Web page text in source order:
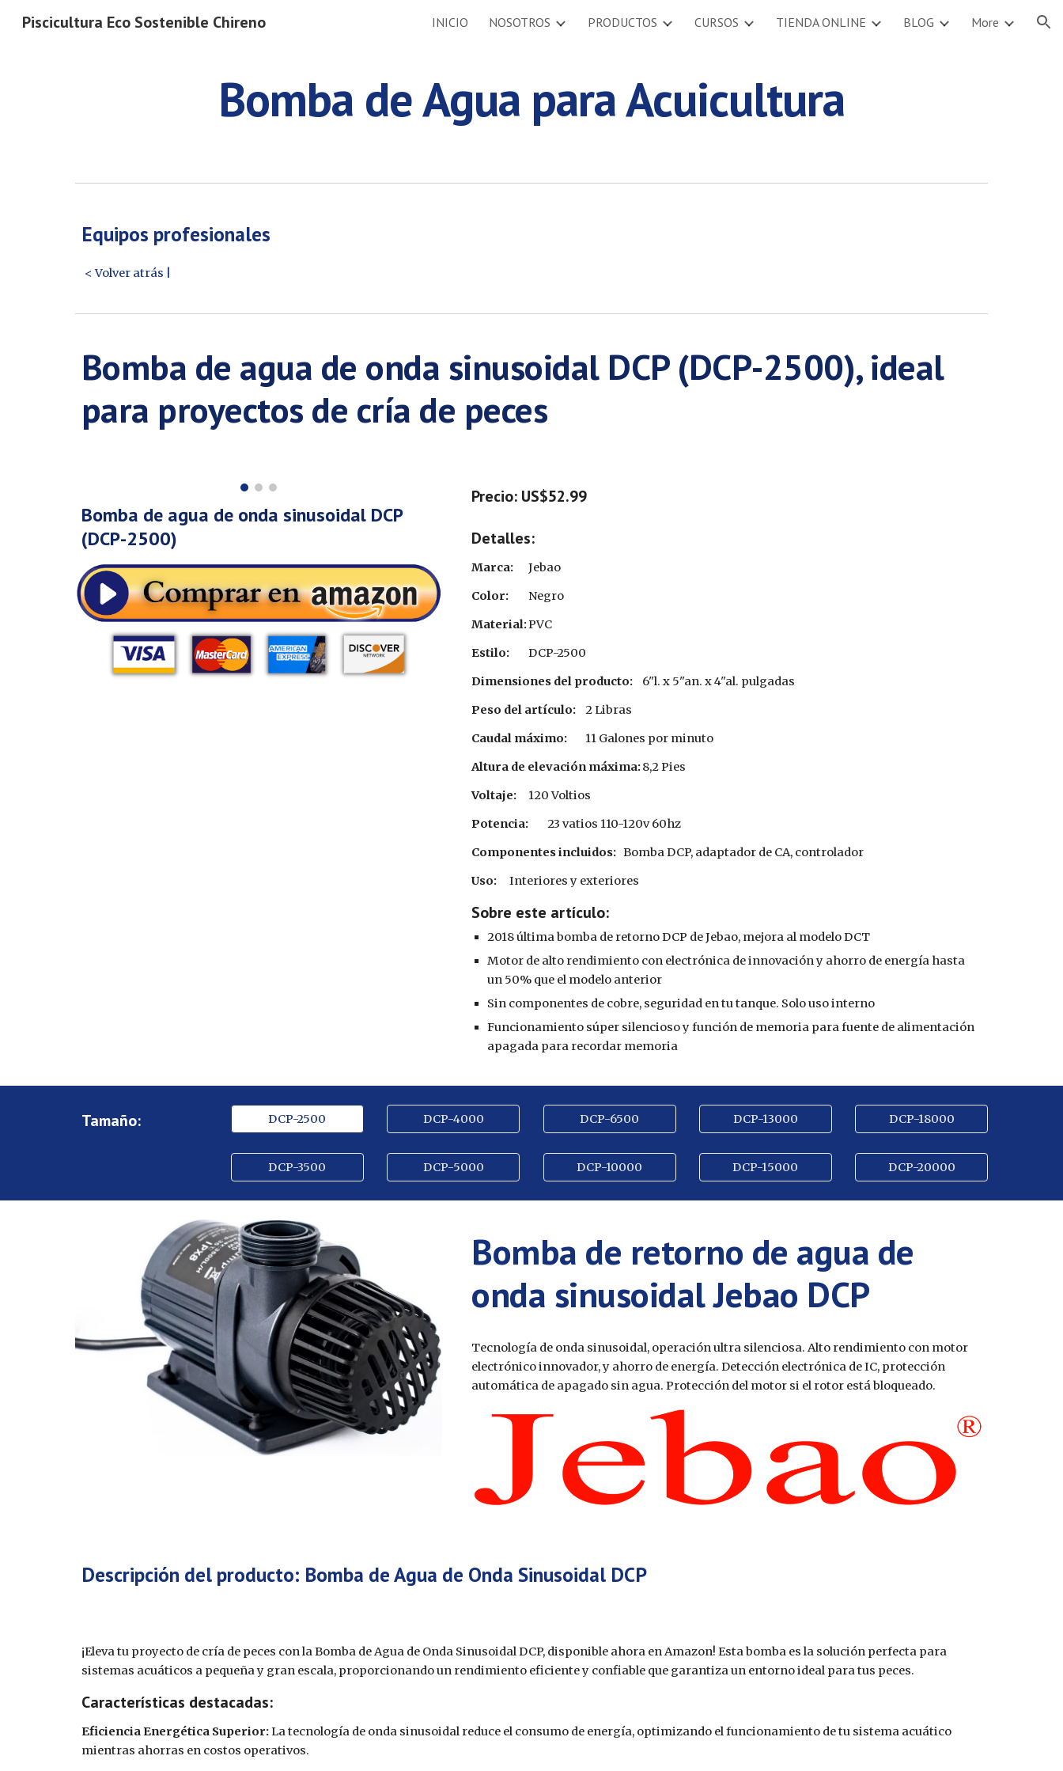
Skip to main content Skip to navigation
Piscicultura Eco Sostenible Chireno INICIO NOSOTROS PRODUCTOS CURSOS TIENDA ONLINE BLOG More
Bomba de Agua para Acuicultura
Equipos profesionales
< Volver atrás |
Bomba de agua de onda sinusoidal DCP (DCP-2500), ideal
para proyectos de cría de peces
Bomba de agua de onda sinusoidal DCP
(DCP-2500)
Precio: US$52.99
Detalles:
Marca:
Jebao
Color:
Negro
Material:PVC
Estilo:
DCP-2500
Dimensiones del producto:
6"l. x 5"an. x 4"al. pulgadas
Peso del artículo:
2 Libras
Caudal máximo:
11 Galones por minuto
Altura de elevación máxima:8,2 Pies
Voltaje:
120 Voltios
Potencia:
23 vatios 110-120v 60hz
Componentes incluidos: ‎Bomba DCP, adaptador de CA, controlador
Uso:
‎Interiores y exteriores
Sobre este artículo:
2018 última bomba de retorno DCP de Jebao, mejora al modelo DCT
Motor de alto rendimiento con electrónica de innovación y ahorro de energía hasta
un 50% que el modelo anterior
Sin componentes de cobre, seguridad en tu tanque. Solo uso interno
Funcionamiento súper silencioso y función de memoria para fuente de alimentación
apagada para recordar memoria
Tamaño: DCP-2500
DCP-3500
DCP-4000
DCP-5000
DCP-6500
DCP-10000
DCP-13000
DCP-15000
DCP-18000
DCP-20000
Bomba de retorno de agua de
onda sinusoidal Jebao DCP
Tecnología de onda sinusoidal, operación ultra silenciosa. Alto rendimiento con motor
electrónico innovador, y ahorro de energía. Detección electrónica de IC, protección
automática de apagado sin agua. Protección del motor si el rotor está bloqueado.
Descripción del producto: Bomba de Agua de Onda Sinusoidal DCP
¡Eleva tu proyecto de cría de peces con la Bomba de Agua de Onda Sinusoidal DCP, disponible ahora en Amazon! Esta bomba es la solución perfecta para
sistemas acuáticos a pequeña y gran escala, proporcionando un rendimiento eficiente y confiable que garantiza un entorno ideal para tus peces.
Características destacadas:
Eficiencia Energética Superior:La tecnología de onda sinusoidal reduce el consumo de energía, optimizando el funcionamiento de tu sistema acuático
mientras ahorras en costos operativos.